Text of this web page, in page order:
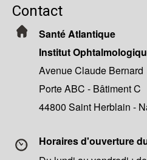
Contact
Santé Atlantique
Institut
Avenue Claude Bernard
Porte ABC - Bâtiment C
44800 Saint Herblain -
Horaires d'ouverture